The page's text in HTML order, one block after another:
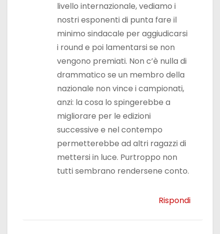
livello internazionale, vediamo i
nostri esponenti di punta fare il
minimo sindacale per aggiudicarsi
i round e poi lamentarsi se non
vengono premiati. Non c’è nulla di
drammatico se un membro della
nazionale non vince i campionati,
anzi: la cosa lo spingerebbe a
migliorare per le edizioni
successive e nel contempo
permetterebbe ad altri ragazzi di
mettersi in luce. Purtroppo non
tutti sembrano rendersene conto.
Rispondi